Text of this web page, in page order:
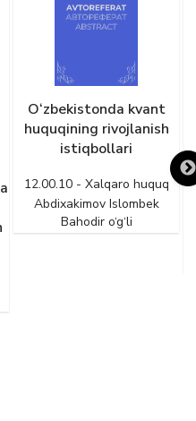
Xorijiy davlatlar sud
qarorlarini tan olish va
ijro etish bo‘yicha
hamkorlik
12.00.10 - Xalqaro huquq